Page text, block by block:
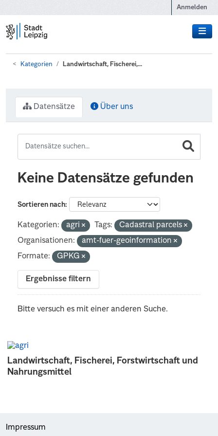
Anmelden
Kategorien Landwirtschaft, Fischerei,...
Landwirtschaft, Fischerei, Forstwirtschaft und
Nahrungsmittel
Datensätze Über uns
Keine Datensätze gefunden
Sortieren nach
Kategorien: agri Tags:
Cadastral parcels
Organisationen:
amt-fuer-geoinformation
Formate:
GPKG
Ergebnisse filtern
Bitte versuch es mit einer anderen Suche.
Impressum